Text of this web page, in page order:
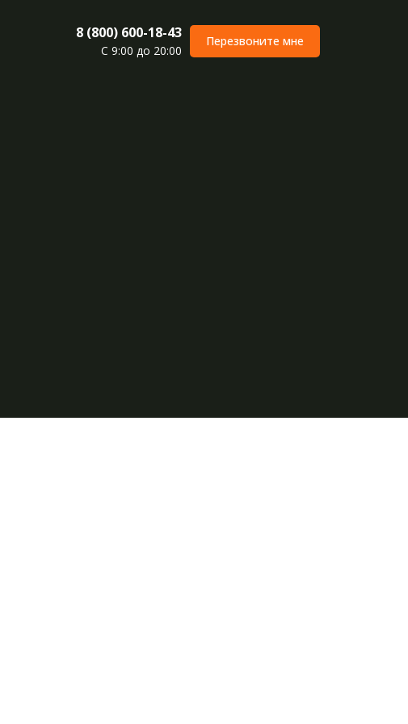
8 (800) 600-18-43
С 9:00 до 20:00
Перезвоните мне